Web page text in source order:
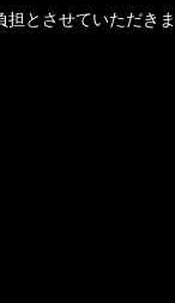
担とさせていただき